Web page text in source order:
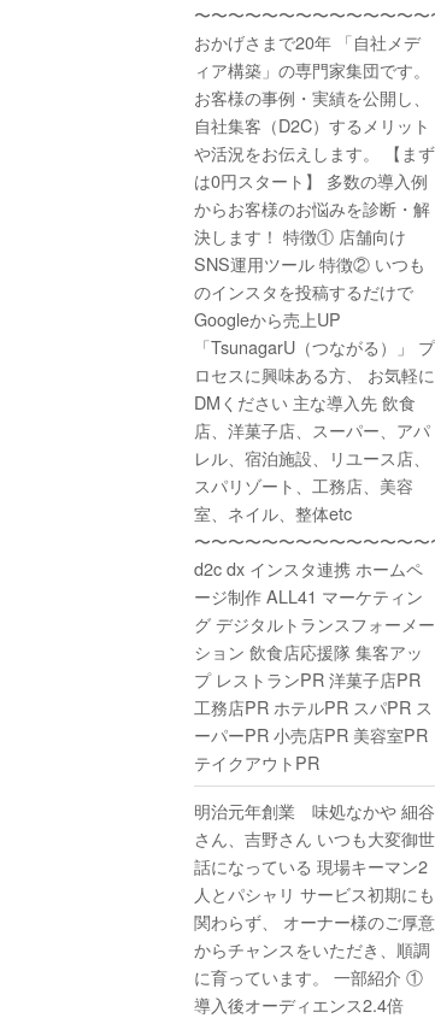
〜〜〜〜〜〜〜〜〜〜〜〜〜
おかげさまで20年 「自社メデ
ィア構築」の専門家集団です。
お客様の事例・実績を公開し、
自社集客（D2C）するメリット
や活況をお伝えします。 【まず
は0円スタート】 多数の導入例
からお客様のお悩みを診断・解
決します！ 特徴① 店舗向け
SNS運用ツール 特徴② いつも
のインスタを投稿するだけで
Googleから売上UP
「TsunagarU（つながる）」 プ
ロセスに興味ある方、 お気軽に
DMください 主な導入先 飲食
店、洋菓子店、スーパー、アパ
レル、宿泊施設、リユース店、
スパリゾート、工務店、美容
室、ネイル、整体etc
〜〜〜〜〜〜〜〜〜〜〜〜〜
d2c dx インスタ連携 ホームペ
ージ制作 ALL41 マーケティン
グ デジタルトランスフォーメー
ション 飲食店応援隊 集客アッ
プ レストランPR 洋菓子店PR
工務店PR ホテルPR スパPR ス
ーパーPR 小売店PR 美容室PR
テイクアウトPR
明治元年創業 味処なかや 細谷
さん、吉野さん いつも大変御世
話になっている 現場キーマン2
人とパシャリ サービス初期にも
関わらず、 オーナー様のご厚意
からチャンスをいただき、順調
に育っています。 一部紹介 ①
導入後オーディエンス2.4倍